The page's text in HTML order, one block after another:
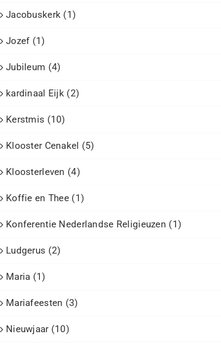
Jacobuskerk (1)
Jozef (1)
Jubileum (4)
kardinaal Eijk (2)
Kerstmis (10)
Klooster Cenakel (5)
Kloosterleven (4)
Koffie en Thee (1)
Konferentie Nederlandse Religieuzen (1)
Ludgerus (2)
Maria (1)
Mariafeesten (3)
Nieuwjaar (10)